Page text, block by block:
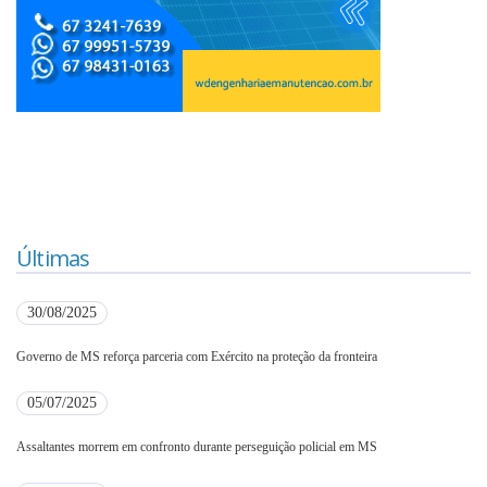
Últimas
30/08/2025
Governo de MS reforça parceria com Exército na proteção da fronteira
05/07/2025
Assaltantes morrem em confronto durante perseguição policial em MS